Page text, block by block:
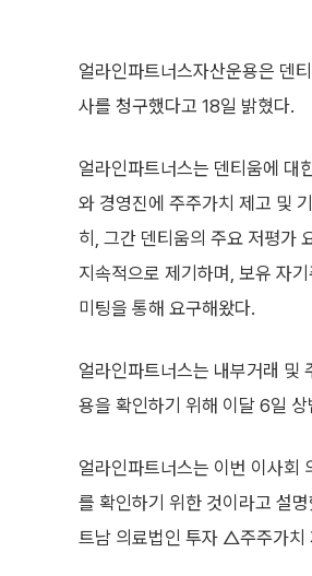
얼라인파트너스자산운용은 덴
사를 청구했다고 18일 밝혔다.
얼라인파트너스는 덴티움에 대
와 경영진에 주주가치 제고 및
히, 그간 덴티움의 주요 저평가
지속적으로 제기하며, 보유 자
미팅을 통해 요구해왔다.
얼라인파트너스는 내부거래 및
용을 확인하기 위해 이달 6일
얼라인파트너스는 이번 이사회
를 확인하기 위한 것이라고 설
트남 의료법인 투자 △주주가치